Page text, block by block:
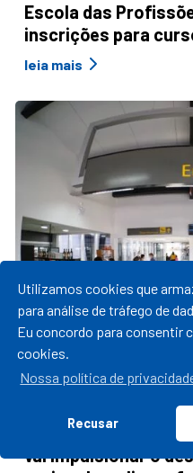
Utilizamos cookies que
para análise de tráfego de
Eu concordo para consentir
cookies.
Nossa política de
Recusar
Escola das
inscrições para
leia mais
Nova estrutura do
vai impulsionar o